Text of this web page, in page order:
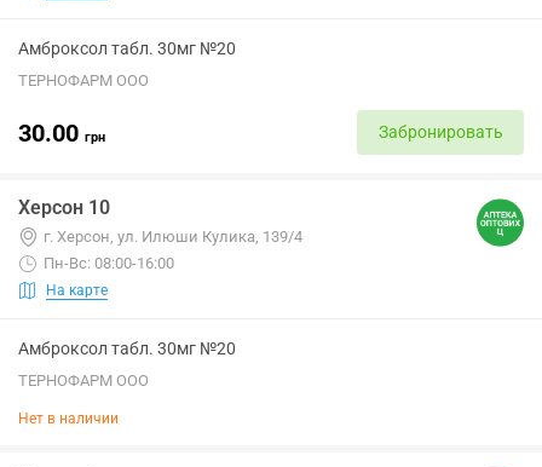
Амброксол табл. 30мг №20
ТЕРНОФАРМ ООО
30.00 грн Забронировать
Херсон 10
г. Херсон, ул. Илюши Кулика, 139/4
Пн-Вс: 08:00-16:00
На карте
Амброксол табл. 30мг №20
ТЕРНОФАРМ ООО
Нет в наличии